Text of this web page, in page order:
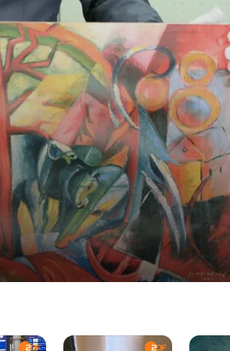
Knallhart
Docupy